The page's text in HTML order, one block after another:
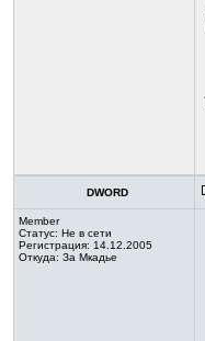
DWORD
Member
Статус: Не в сети
Регистрация: 14.12.2005
Откуда: За Мкадье